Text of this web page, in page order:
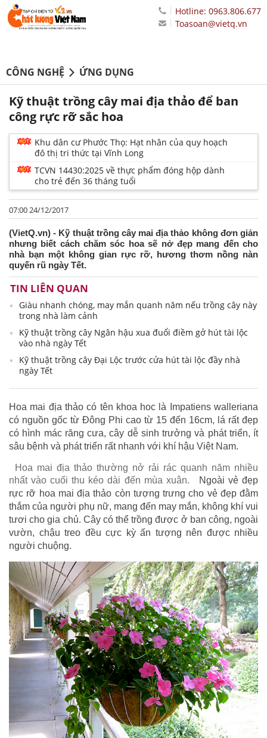
Hotline: 0963.806.677
Toasoan@vietq.vn
CÔNG NGHỆ ỨNG DỤNG
Kỹ thuật trồng cây mai địa thảo để ban
công rực rỡ sắc hoa
Khu dân cư Phước Thọ: Hạt nhân của quy hoạch
đô thị tri thức tại Vĩnh Long
TCVN 14430:2025 về thực phẩm đóng hộp dành
cho trẻ đến 36 tháng tuổi
07:00 24/12/2017
(VietQ.vn) - Kỹ thuật trồng cây mai địa thảo không đơn giản
nhưng biết cách chăm sóc hoa sẽ nở đẹp mang đến cho
nhà bạn một không gian rực rỡ, hương thơm nồng nàn
quyến rũ ngày Tết.
TIN LIÊN QUAN
Giàu nhanh chóng, may mắn quanh năm nếu trồng cây này
trong nhà làm cảnh
Kỹ thuật trồng cây Ngân hậu xua đuổi điềm gở hút tài lộc
vào nhà ngày Tết
Kỹ thuật trồng cây Đại Lộc trước cửa hút tài lộc đầy nhà
ngày Tết
Hoa mai địa thảo có tên khoa hoc là Impatiens walleriana
có nguồn gốc từ Đông Phi cao từ 15 đến 16cm, lá rất đẹp
có hình mác răng cưa, cây dễ sinh trưởng và phát triển, ít
sâu bệnh và phát triển rất nhanh với khí hậu Việt Nam.
Hoa mai địa thảo thường nở rải rác quanh năm nhiều
nhất vào cuối thu kéo dài đến mùa xuân.
Ngoài vẻ đẹp
rực rỡ hoa mai địa thảo còn tượng trưng cho vẻ đẹp đằm
thắm của người phụ nữ, mang đến may mắn, không khí vui
tươi cho gia chủ. Cây có thể trồng được ở ban công, ngoài
vườn, chậu treo đều cực kỳ ấn tượng nên được nhiều
người chuộng.